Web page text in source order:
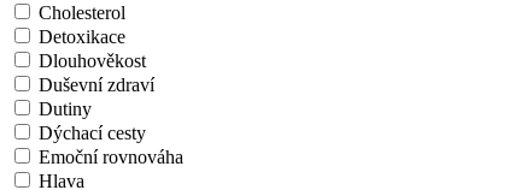
Cholesterol
Detoxikace
Dlouhověkost
Duševní zdraví
Dutiny
Dýchací cesty
Emoční rovnováha
Hlava